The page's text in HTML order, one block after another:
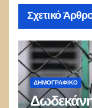
Σχετικό
ΔΗΜΟΓΡΑΦΙΚΌ